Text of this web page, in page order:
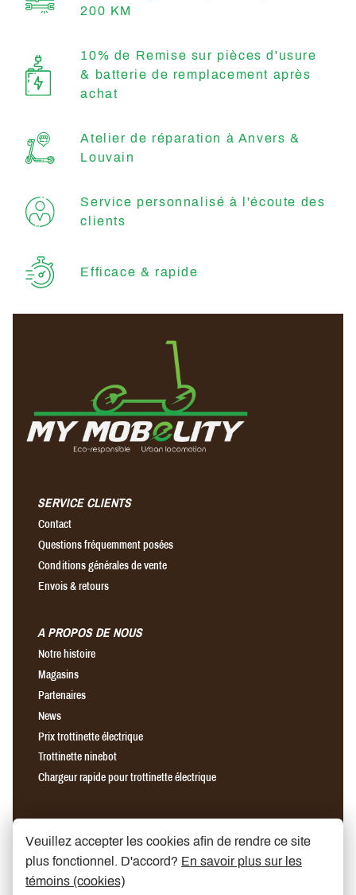
200 KM
10% de Remise sur pièces d'usure
& batterie de remplacement après
achat
Atelier de réparation à Anvers &
Louvain
Service personnalisé à l'écoute des
clients
Efficace & rapide
SERVICE CLIENTS
Contact
Questions fréquemment posées
Conditions générales de vente
Envois & retours
A PROPOS DE NOUS
Notre histoire
Magasins
Partenaires
News
Prix trottinette électrique
Trottinette ninebot
Chargeur rapide pour trottinette électrique
Find us on FacebookFind us on InstagramFind us on YouTube
Veuillez accepter les cookies afin de rendre ce site
plus fonctionnel. D'accord? En savoir plus sur les
témoins (cookies)